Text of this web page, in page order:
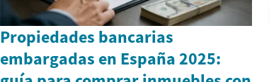
Propiedades bancarias
embargadas en España 2025: